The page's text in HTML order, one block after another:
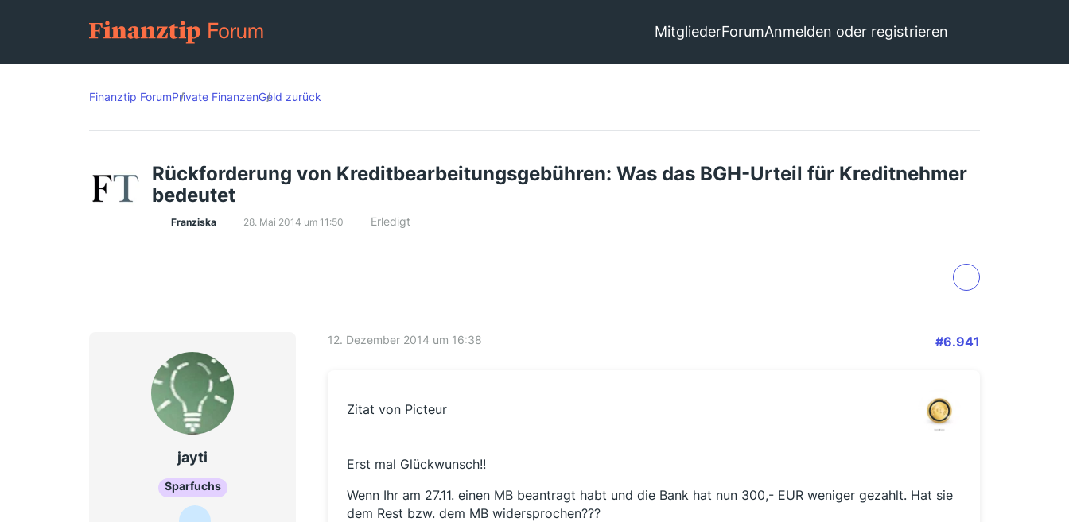
MitgliederForumAnmelden oder registrieren
Finanztip ForumPrivate FinanzenGeld zurück
Rückforderung von Kreditbearbeitungsgebühren: Was das BGH-Urteil für Kreditnehmer
bedeutet
Franziska 28. Mai 2014 um 11:50 Erledigt
jayti
Sparfuchs
12. Dezember 2014 um 16:38 #6.941
Zitat von Picteur
Erst mal Glückwunsch!!
Wenn Ihr am 27.11. einen MB beantragt habt und die Bank hat nun 300,- EUR weniger gezahlt. Hat sie
dem Rest bzw. dem MB widersprochen???